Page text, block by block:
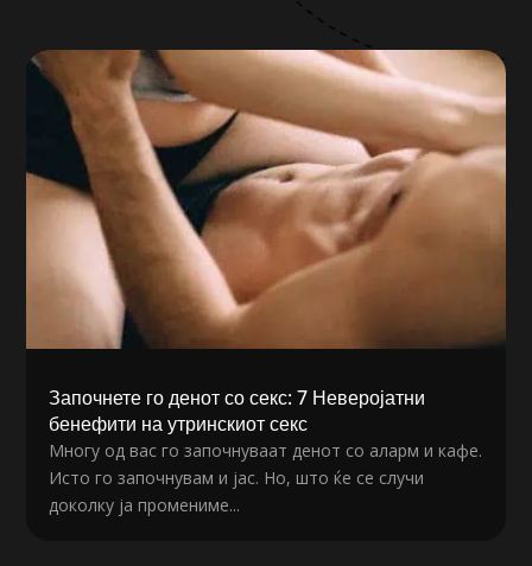
Започнете го денот со секс: 7 Неверојатни
бенефити на утринскиот секс
Многу од вас го започнуваат денот со аларм и кафе.
Исто го започнувам и јас. Но, што ќе се случи
доколку ја промениме...